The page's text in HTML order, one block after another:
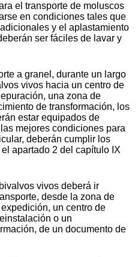
el transporte de moluscos
en condiciones tales que
y el aplastamiento
ser fáciles de lavar y
a granel, durante un largo
vivos hacia un centro de
una zona de
de transformación, los
estar equipados de
mejores condiciones para
deberán cumplir los
apartado 2 del capítulo IX
vivos deberá ir
desde la zona de
un centro de
o un
de un documento de